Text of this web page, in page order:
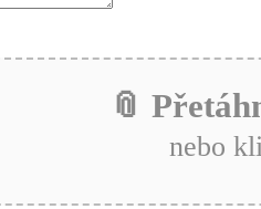
📎
nebo